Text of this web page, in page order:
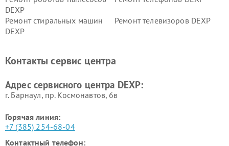
DEXP
Ремонт стиральных машин
DEXP
Ремонт телевизоров DEXP
Ремонт серверов DEXP
Ремонт мини пк DEXP
Контакты сервис центра
Адрес сервисного центра DEXP:
г. Барнаул, ​пр. Космонавтов, 6в
Горячая линия:
+7 (385) 254-68-04
Контактный телефон: